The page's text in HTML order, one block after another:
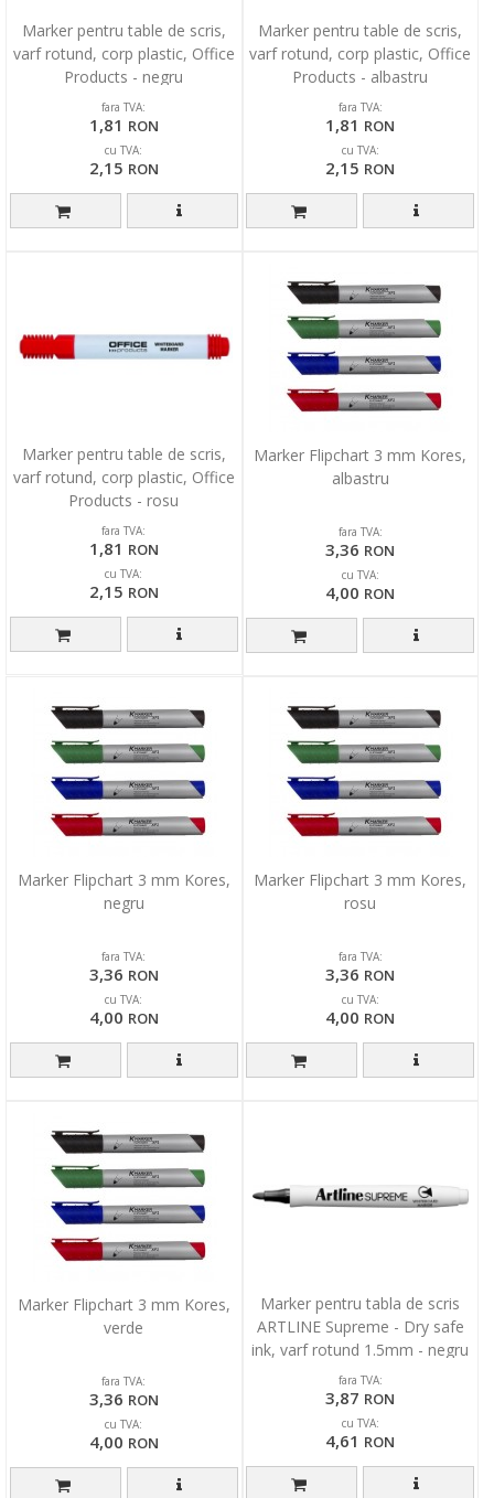
Marker pentru table de scris,
varf rotund, corp plastic, Office
Products - negru
fara TVA:
1,81 RON
cu TVA:
2,15 RON
Marker pentru table de scris,
varf rotund, corp plastic, Office
Products - albastru
fara TVA:
1,81 RON
cu TVA:
2,15 RON
Marker pentru table de scris,
varf rotund, corp plastic, Office
Products - rosu
fara TVA:
1,81 RON
cu TVA:
2,15 RON
Marker Flipchart 3 mm Kores,
albastru
fara TVA:
3,36 RON
cu TVA:
4,00 RON
Marker Flipchart 3 mm Kores,
negru
fara TVA:
3,36 RON
cu TVA:
4,00 RON
Marker Flipchart 3 mm Kores,
rosu
fara TVA:
3,36 RON
cu TVA:
4,00 RON
Marker Flipchart 3 mm Kores,
verde
fara TVA:
3,36 RON
cu TVA:
4,00 RON
Marker pentru tabla de scris
ARTLINE Supreme - Dry safe
ink, varf rotund 1.5mm - negru
fara TVA:
3,87 RON
cu TVA:
4,61 RON